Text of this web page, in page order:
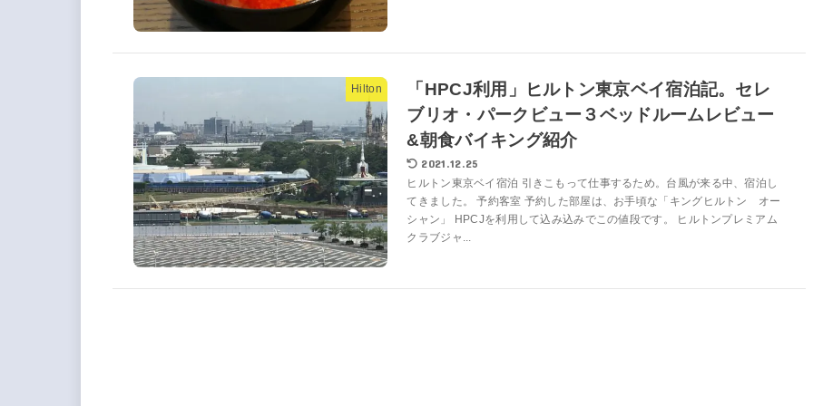
Hilton
「HPCJ利用」ヒルトン東京ベイ宿泊記。セレ
ブリオ・パークビュー３ベッドルームレビュー
&朝食バイキング紹介
2021.12.25
ヒルトン東京ベイ宿泊 引きこもって仕事するため。台風が来る中、宿泊し
てきました。 予約客室 予約した部屋は、お手頃な「キングヒルトン オー
シャン」 HPCJを利用して込み込みでこの値段です。 ヒルトンプレミアム
クラブジャ...